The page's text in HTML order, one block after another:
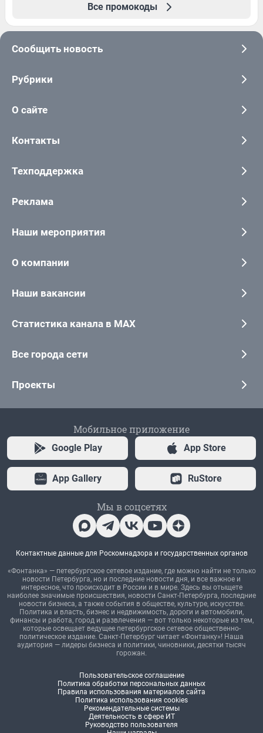
Все промокоды
Сообщить новость
Рубрики
О сайте
Контакты
Техподдержка
Реклама
Наши мероприятия
О компании
Наши вакансии
Статистика канала в MAX
Все города сети
Проекты
Мобильное приложение
Google Play App Store
App Gallery RuStore
Мы в соцсетях
Контактные данные для Роскомнадзора и государственных органов
«Фонтанка» — петербургское сетевое издание, где можно найти не только
новости Петербурга, но и последние новости дня, и все важное и
интересное, что происходит в России и в мире. Здесь вы отыщете
наиболее значимые происшествия, новости Санкт-Петербурга, последние
новости бизнеса, а также события в обществе, культуре, искусстве.
Политика и власть, бизнес и недвижимость, дороги и автомобили,
финансы и работа, город и развлечения — вот только некоторые из тем,
которые освещает ведущее петербургское сетевое общественно-
политическое издание. Санкт-Петербург читает «Фонтанку»! Наша
аудитория — лидеры бизнеса и политики, чиновники, десятки тысяч
горожан.
Пользовательское соглашение
Политика обработки персональных данных
Правила использования материалов сайта
Политика использования cookies
Рекомендательные системы
Деятельность в сфере ИТ
Руководство пользователя